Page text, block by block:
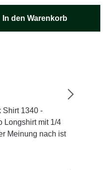
gewünschten
In den Warenkorb
Shirt 1340 -
Longshirt mit 1/4
Meinung nach ist